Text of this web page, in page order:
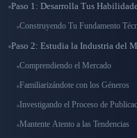
Paso 1: Desarrolla Tus
Construyendo Tu Fundamento
Paso 2: Estudia la Industria del
Comprendiendo el Mercado
Familiarizándote con los Géneros
Investigando el Proceso de
Mantente Atento a las Tendencias